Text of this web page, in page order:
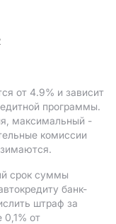
от 4.9% и зависит
программы.
максимальный -
комиссии
срок суммы
банк-
штраф за
от